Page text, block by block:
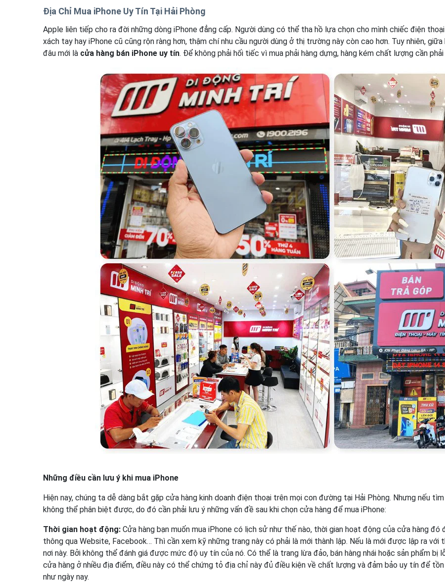
Địa Chỉ Mua iPhone Uy Tín Tại Hải Phòng
Apple liên tiếp cho ra đời những dòng iPhone đẳng cấp. Người dùng có thể tha hồ lựa chọn cho mình chiếc điện
xách tay hay iPhone cũ cũng rộn ràng hơn, thậm chí nhu cầu người dùng ở thị trường này còn cao hơn. Tuy nhiên,
đâu mới là cửa hàng bán iPhone uy tín. Để không phải hối tiếc vì mua phải hàng dựng, hàng kém chất lượng cần
Những điều cần lưu ý khi mua iPhone
Hiện nay, chúng ta dễ dàng bắt gặp cửa hàng kinh doanh điện thoại trên mọi con đường tại Hải Phòng. Nhưng nếu
không thể phân biệt được, do đó cần phải lưu ý những vấn đề sau khi chọn cửa hàng để mua iPhone:
Thời gian hoạt động: Cửa hàng bạn muốn mua iPhone có lịch sử như thế nào, thời gian hoạt động của cửa hàng
thông qua Website, Facebook… Thì cần xem kỹ những trang này có phải là mới thành lập. Nếu là mới được lập ra
nơi này. Bởi không thể đánh giá được mức độ uy tín của nó. Có thể là trang lừa đảo, bán hàng nhái hoặc sản phẩm bị
cửa hàng ở nhiều địa điểm, điều này có thể chứng tỏ địa chỉ này đủ điều kiện về chất lượng và đảm bảo uy tín để
như ngày nay.